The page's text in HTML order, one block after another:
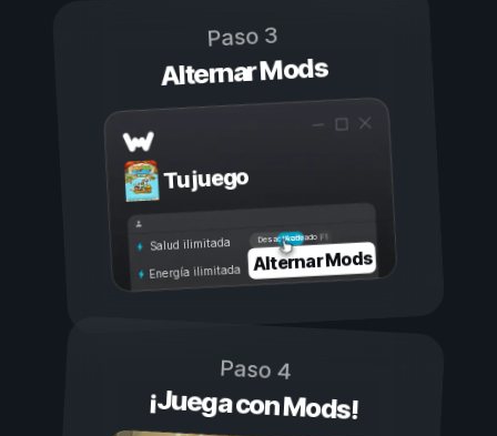
Paso 3
Alternar Mods
Tu juego
Activado
Desactivado
Salud ilimitada
Energía ilimitada Alternar Mods
Paso 4
¡Juega con Mods!